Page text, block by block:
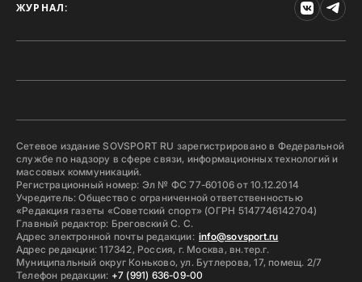
ЖУРНАЛ:
Сетевое издание SOVSPORT RU зарегистрировано в Федеральной
службе по надзору в сфере связи, информационных технологий и
массовых коммуникаций.
Регистрационный номер: Эл № ФС 77-60106 от 10.12.2014
Учредитель: Общество с ограниченной ответственностью
«Редакция газеты «Советский спорт» (ОГРН 5147746142704)
Главный редактор: Бреговский С. С.
Адрес электронной почты редакции: info@sovsport.ru
Адрес редакции: 117342, Россия, г. Москва, вн.тер.г.
Муниципальный округ Коньково, ул. Бутлерова, 17, помещ. 2/7
Телефон редакции: +7 (991) 636-09-00